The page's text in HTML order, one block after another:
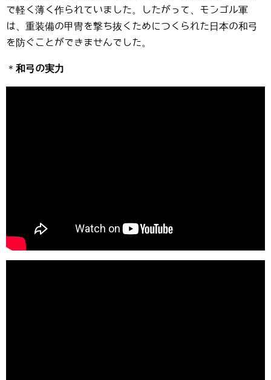
で軽く薄く作られていました。したがって、モンゴル軍
は、重装備の甲冑を撃ち抜くためにつくられた日本の和弓
を防ぐことができませんでした。
＊ 和弓の実力